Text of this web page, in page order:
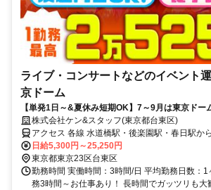
ライブ・コンサートなどのイベント
京ドーム
【単発1日～&夏休み短期OK】7～9月は東京ドー
有名アーディストやアイドルグループのライブ・
やサークル仲間と一緒に応募もOK♪
株式会社ケン&スタッフ(東京都台東区)
アクセス 各線 水道橋駅・後楽園駅・春日駅か
日給5,300円～25,250円
東京都東京23区台東区
勤務時間 実働時間：3時間/日 平均勤務日数：
務3時間～お仕事あり！ 長時間でガッツリも大